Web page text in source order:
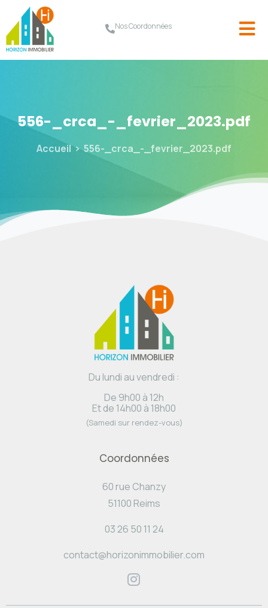
Nos Coordonnées
556-_crca_-_fevrier_2023.pdf
Accueil 556-_crca_-_fevrier_2023.pdf
Du lundi au vendredi :
De 9h00 à 12h
Et de 14h00 à 18h00
(Samedi sur rendez-vous)
Coordonnées
60 rue Chanzy
51100 Reims
03 26 50 11 24
contact@horizonimmobilier.com